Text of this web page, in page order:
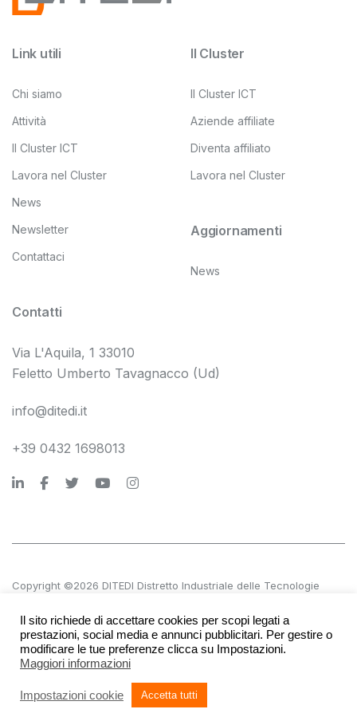
Link utili
Chi siamo
Attività
Il Cluster ICT
Lavora nel Cluster
News
Newsletter
Contattaci
Il Cluster
Il Cluster ICT
Aziende affiliate
Diventa affiliato
Lavora nel Cluster
Aggiornamenti
News
Contatti
Via L'Aquila, 1 33010
Feletto Umberto Tavagnacco (Ud)
info@ditedi.it
+39 0432 1698013
Copyright ©2026 DITEDI Distretto Industriale delle Tecnologie
P.IVA 02561380300 | REA UD 270601
Credits
Il sito richiede di accettare cookies per scopi legati a
prestazioni, social media e annunci pubblicitari. Per gestire o
modificare le tue preferenze clicca su Impostazioni.
Maggiori informazioni
Impostazioni cookie Accetta tutti